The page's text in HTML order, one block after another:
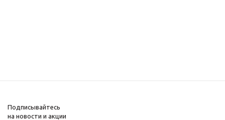
Подписывайтесь
на новости и акции